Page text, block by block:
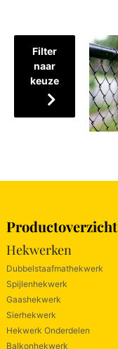
Filter
naar
keuze
Productoverzicht
Hekwerken
Dubbelstaafmathekwerk
Spijlenhekwerk
Gaashekwerk
Sierhekwerk
Hekwerk Onderdelen
Balkonhekwerk